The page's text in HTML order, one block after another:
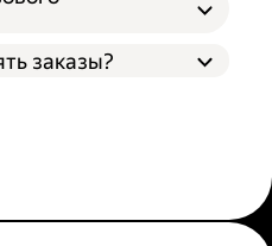
заказы?